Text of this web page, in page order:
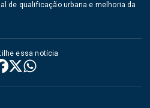
de qualificação urbana e melhoria da
essa notícia